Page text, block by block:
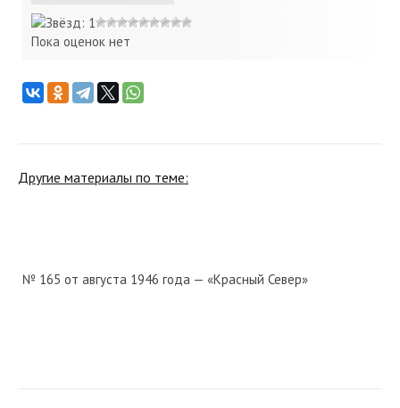
Пока оценок нет
Другие материалы по теме:
№ 165 от августа 1946 года — «Красный Север»